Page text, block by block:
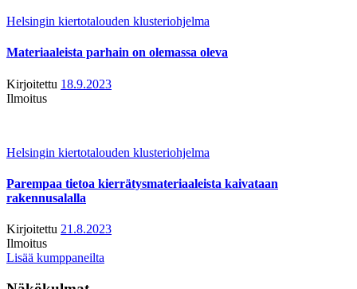
Helsingin kiertotalouden klusteriohjelma
Materiaaleista parhain on olemassa oleva
Kirjoitettu 18.9.2023
Ilmoitus
Helsingin kiertotalouden klusteriohjelma
Parempaa tietoa kierrätysmateriaaleista kaivataan
rakennusalalla
Kirjoitettu 21.8.2023
Ilmoitus
Lisää kumppaneilta